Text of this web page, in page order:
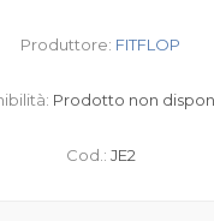
Produttore: FITFLOP
Prodotto non
Cod.: JE2